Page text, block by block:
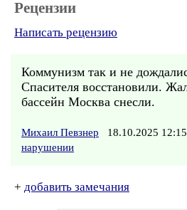
Рецензии
Написать рецензию
Коммунизм так и не
Спасителя восстановили.
бассейн Москва снесли.
Михаил Певзнер 18.10.2025
нарушении
+ добавить замечания